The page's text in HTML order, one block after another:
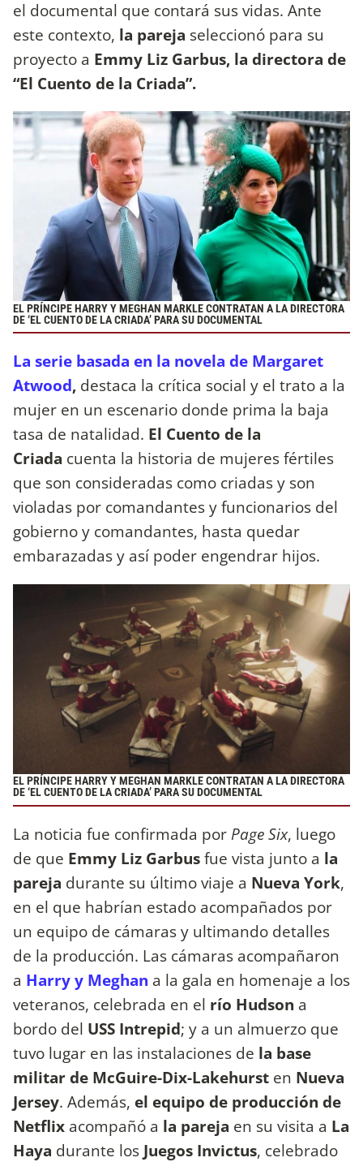
el documental que contará sus vidas. Ante
este contexto, la pareja seleccionó para su
proyecto a Emmy Liz Garbus, la directora de
“El Cuento de la Criada”.
EL PRÍNCIPE HARRY Y MEGHAN MARKLE CONTRATAN A LA DIRECTORA
DE ‘EL CUENTO DE LA CRIADA’ PARA SU DOCUMENTAL
La serie basada en la novela de Margaret
Atwood, destaca la crítica social y el trato a la
mujer en un escenario donde prima la baja
tasa de natalidad. El Cuento de la
Criada cuenta la historia de mujeres fértiles
que son consideradas como criadas y son
violadas por comandantes y funcionarios del
gobierno y comandantes, hasta quedar
embarazadas y así poder engendrar hijos.
EL PRÍNCIPE HARRY Y MEGHAN MARKLE CONTRATAN A LA DIRECTORA
DE ‘EL CUENTO DE LA CRIADA’ PARA SU DOCUMENTAL
La noticia fue confirmada por Page Six, luego
de que Emmy Liz Garbusfue vista junto a la
pareja durante su último viaje a Nueva York,
en el que habrían estado acompañados por
un equipo de cámaras y ultimando detalles
de la producción. Las cámaras acompañaron
a Harry y Meghan a la gala en homenaje a los
veteranos, celebrada en el río Hudson a
bordo del USS Intrepid; y a un almuerzo que
tuvo lugar en las instalaciones de la base
militar de McGuire-Dix-Lakehurst en Nueva
Jersey. Además, el equipo de producción de
Netflix acompañó a la pareja en su visita a La
Haya durante los Juegos Invictus, celebrado